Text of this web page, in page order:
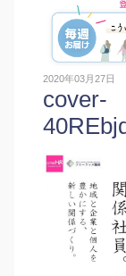
2020年03月27日
cover-